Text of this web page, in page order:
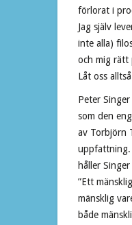
förlorat i
Jag själv
inte alla)
och mig rätt
Låt oss
Peter
som den
av Torbjörn
uppfattning.
håller
”Ett
mänsklig
både